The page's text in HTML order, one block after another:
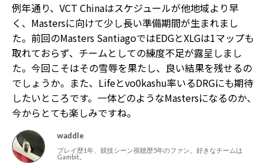
例年通り、VCT Chinaはスケジュールが他地域より早
く、Mastersに向けて少し長い準備期間が生まれまし
た。前回のMasters SantiagoではEDGとXLGは1マップも
取れておらず、チームとしての練度不足が露呈しまし
た。今回こそはその雪辱を果たし、良い結果を残せるの
でしょうか。また、Lifeとvo0kashu率いるDRGにも期待
したいところです。一体どのようなMastersになるのか、
今からとても楽しみですね。
waddle
プレイ歴1年、競技シーン視聴歴5年のファン。好きなチームは
Gambit。